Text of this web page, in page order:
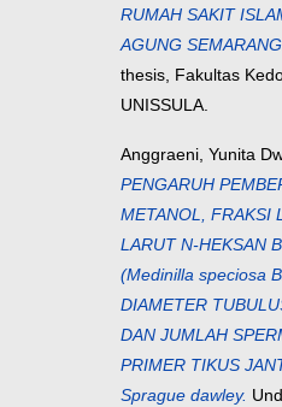
RUMAH SAKIT
AGUNG
thesis, Fakultas
UNISSULA.
Anggraeni, Yunita
PENGARUH
METANOL, FRAKSI
LARUT N-HEKSAN
(Medinilla speciosa
DIAMETER
DAN JUMLAH
PRIMER TIKUS
Sprague dawley.